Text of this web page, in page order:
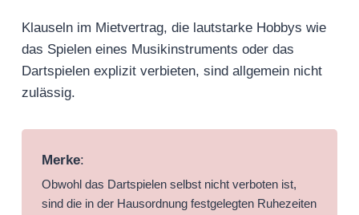
Klauseln im Mietvertrag, die lautstarke Hobbys wie
das Spielen eines Musikinstruments oder das
Dartspielen explizit verbieten, sind allgemein nicht
zulässig.
Merke:
Obwohl das Dartspielen selbst nicht verboten ist,
sind die in der Hausordnung festgelegten Ruhezeiten